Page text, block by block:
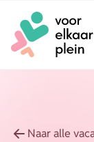
Naar
Naar voettekst
Gezond
Agenda
Naar alle